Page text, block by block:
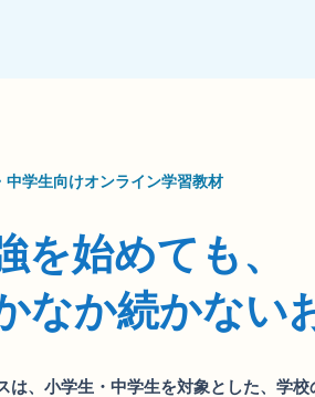
中学生向けオンライン学習教材
を始めても、
なか続かない
は、小学生・中学生を対象とした、学